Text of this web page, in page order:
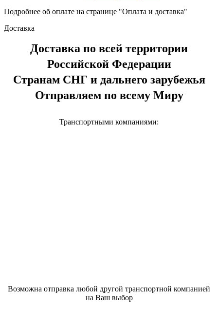
Подробнее об оплате на странице "Оплата и доставка"
Доставка
Доставка по всей территории
Российской Федерации
Странам СНГ и дальнего зарубежья
Отправляем по всему Миру
Транспортными компаниями:
Возможна отправка любой другой транспортной компанией
на Ваш выбор